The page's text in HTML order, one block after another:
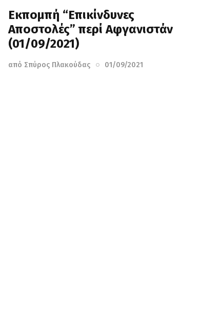
Εκπομπή “Επικίνδυνες
Αποστολές” περί Αφγανιστάν
(01/09/2021)
από Σπύρος Πλακούδας 01/09/2021